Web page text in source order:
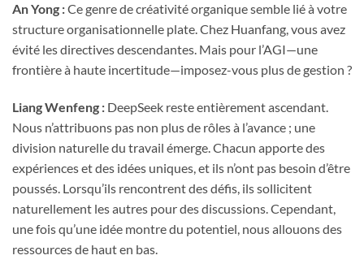
An Yong :Ce genre de créativité organique semble lié à votre
structure organisationnelle plate. Chez Huanfang, vous avez
évité les directives descendantes. Mais pour l’AGI—une
frontière à haute incertitude—imposez-vous plus de gestion ?
Liang Wenfeng : DeepSeek reste entièrement ascendant.
Nous n’attribuons pas non plus de rôles à l’avance ; une
division naturelle du travail émerge. Chacun apporte des
expériences et des idées uniques, et ils n’ont pas besoin d’être
poussés. Lorsqu’ils rencontrent des défis, ils sollicitent
naturellement les autres pour des discussions. Cependant,
une fois qu’une idée montre du potentiel, nous allouons des
ressources de haut en bas.